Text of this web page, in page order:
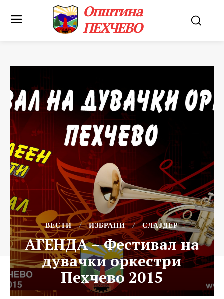
Општина
ПЕХЧЕВО
ВЕСТИ ИЗБРАНИ СЛАЈДЕР
АГЕНДА – Фестивал на
дувачки оркестри
Пехчево 2015